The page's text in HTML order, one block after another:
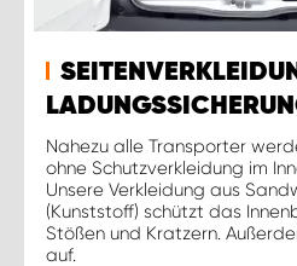
Nahezu alle Transporter
ohne Schutzverkleidung im
Unsere Verkleidung aus
(Kunststoff) schützt das
Stößen und Kratzern.
auf.